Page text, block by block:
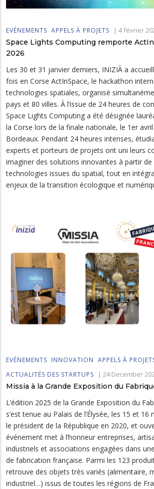
EVÉNEMENTS APPELS À PROJETS | 4 février
Space Lights Computing remporte
2026
Les 30 et 31 janvier derniers, INIZIÀ a
fois en Corse ActInSpace, le hackathon
technologies spatiales, organisé
pays et 80 villes. À l’issue de 24 heures de
Space Lights Computing a été désignée
la Corse lors de la finale nationale, le 1er
Bordeaux. Pendant 24 heures intenses,
experts et porteurs de projets ont uni leurs
imaginer des solutions innovantes à partir
technologies issues du spatial, tout en
enjeux de la transition écologique et
EVÉNEMENTS INNOVATION APPELS À
ACTUALITÉS DES STARTUPS
| 24 December
Missia à la Grande Exposition du
L’édition 2025 de la Grande Exposition du
s’est tenue au Palais de l’Élysée, les 15 et
le président de la République en 2020, et
événement met à l’honneur entreprises,
industriels et associations engagées dans
de fabrication française. Parmi les 123
retrouve des objets très variés (alimentaire,
industriel…) issus de toutes les régions de